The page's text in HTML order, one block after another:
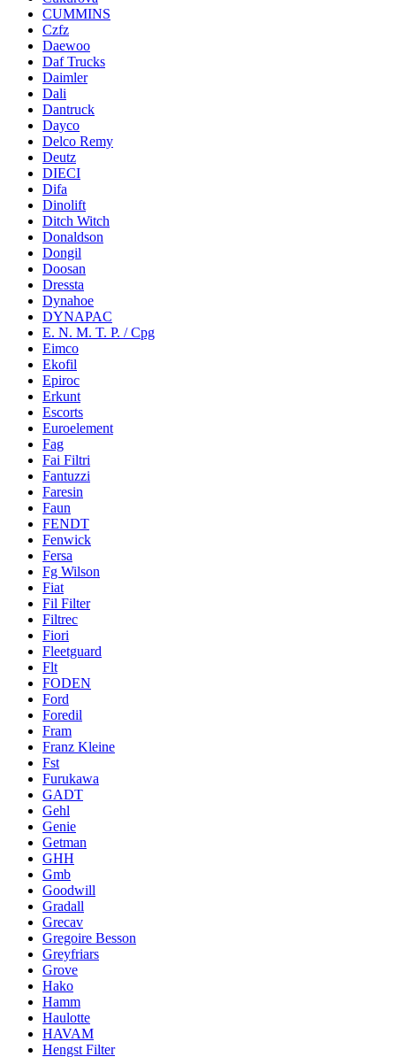
CUMMINS
Czfz
Daewoo
Daf Trucks
Daimler
Dali
Dantruck
Dayco
Delco Remy
Deutz
DIECI
Difa
Dinolift
Ditch Witch
Donaldson
Dongil
Doosan
Dressta
Dynahoe
DYNAPAC
E. N. M. T. P. / Cpg
Eimco
Ekofil
Epiroc
Erkunt
Escorts
Euroelement
Fag
Fai Filtri
Fantuzzi
Faresin
Faun
FENDT
Fenwick
Fersa
Fg Wilson
Fiat
Fil Filter
Filtrec
Fiori
Fleetguard
Flt
FODEN
Ford
Foredil
Fram
Franz Kleine
Fst
Furukawa
GADT
Gehl
Genie
Getman
GHH
Gmb
Goodwill
Gradall
Grecav
Gregoire Besson
Greyfriars
Grove
Hako
Hamm
Haulotte
HAVAM
Hengst Filter